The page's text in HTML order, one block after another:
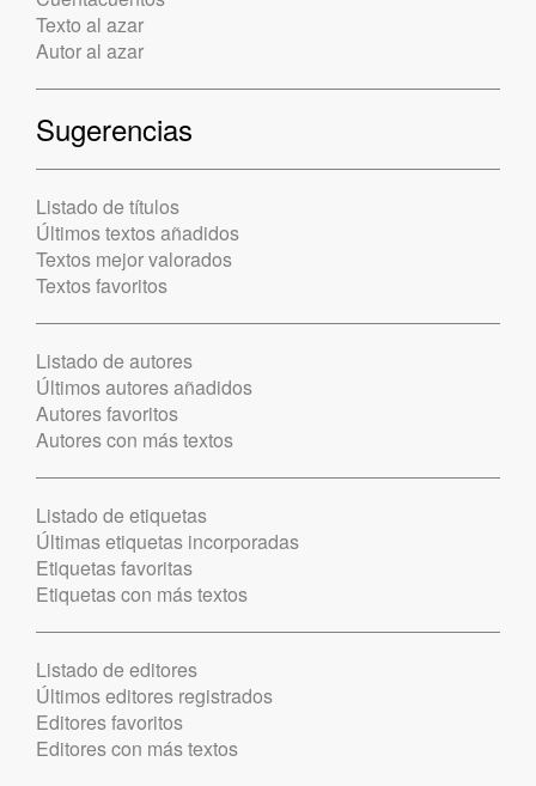
Texto al azar
Autor al azar
Sugerencias
Listado de títulos
Últimos textos añadidos
Textos mejor valorados
Textos favoritos
Listado de autores
Últimos autores añadidos
Autores favoritos
Autores con más textos
Listado de etiquetas
Últimas etiquetas incorporadas
Etiquetas favoritas
Etiquetas con más textos
Listado de editores
Últimos editores registrados
Editores favoritos
Editores con más textos